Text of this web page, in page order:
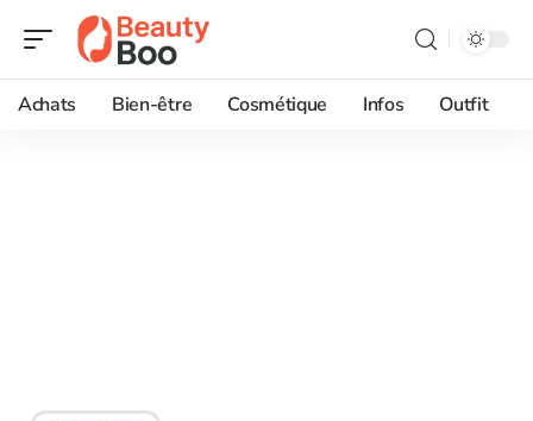
Achats Bien-être Cosmétique Infos Outfit